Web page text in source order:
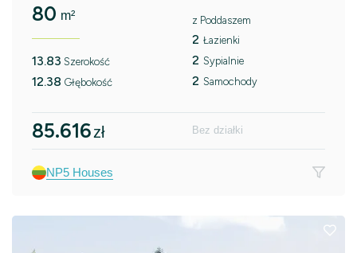
80 m²
13.83 Szerokość
12.38 Głębokość
z Poddaszem
2 Łazienki
2 Sypialnie
2 Samochody
85.616zł Bez działki
NP5 Houses